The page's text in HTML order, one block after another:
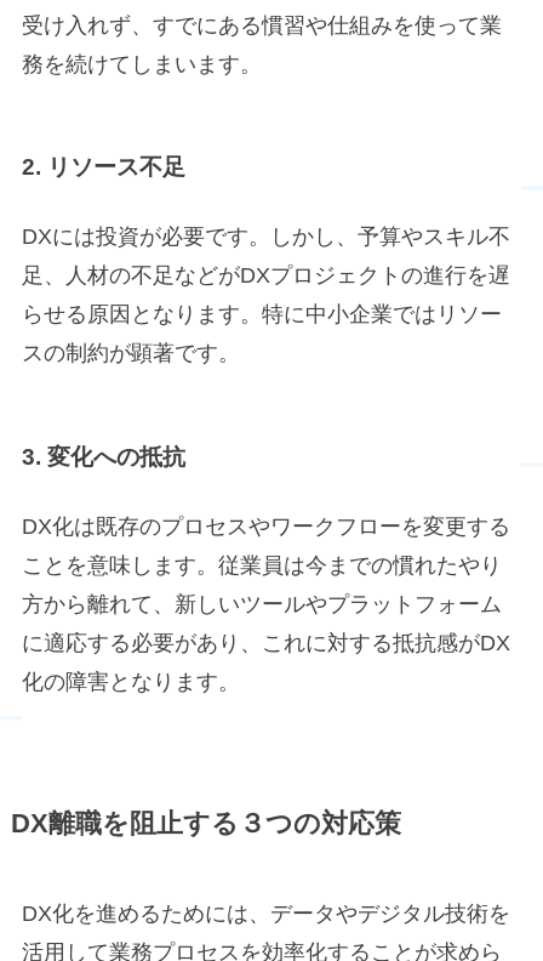
受け入れず、すでにある慣習や仕組みを使って業
務を続けてしまいます。
2. リソース不足
DXには投資が必要です。しかし、予算やスキル不
足、人材の不足などがDXプロジェクトの進行を遅
らせる原因となります。特に中小企業ではリソー
スの制約が顕著です。
3. 変化への抵抗
DX化は既存のプロセスやワークフローを変更する
ことを意味します。従業員は今までの慣れたやり
方から離れて、新しいツールやプラットフォーム
に適応する必要があり、これに対する抵抗感がDX
化の障害となります。
DX離職を阻止する３つの対応策
DX化を進めるためには、データやデジタル技術を
活用して業務プロセスを効率化することが求めら